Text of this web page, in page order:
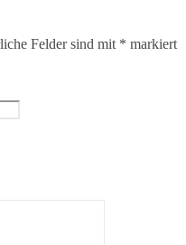
Felder sind mit * markiert